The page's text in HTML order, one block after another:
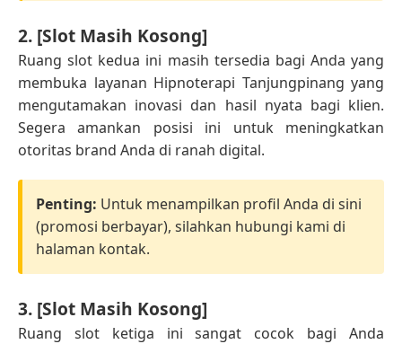
2. [Slot Masih Kosong]
Ruang slot kedua ini masih tersedia bagi Anda yang
membuka layanan Hipnoterapi Tanjungpinang yang
mengutamakan inovasi dan hasil nyata bagi klien.
Segera amankan posisi ini untuk meningkatkan
otoritas brand Anda di ranah digital.
Penting: Untuk menampilkan profil Anda di sini
(promosi berbayar), silahkan hubungi kami di
halaman kontak.
3. [Slot Masih Kosong]
Ruang slot ketiga ini sangat cocok bagi Anda